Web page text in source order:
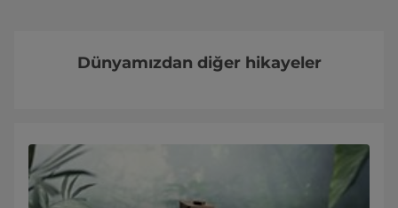
Dünyamızdan diğer hikayeler